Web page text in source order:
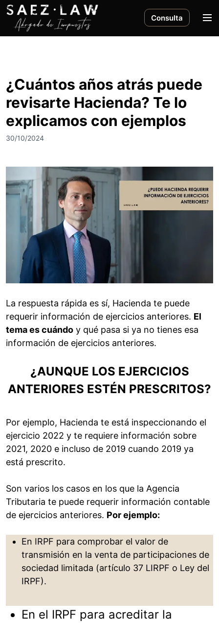
Consulta
M
¿Cuántos años atrás puede
revisarte Hacienda? Te lo
explicamos con ejemplos
30/10/2024
La respuesta rápida es sí, Hacienda te puede
requerir información de ejercicios anteriores. El
tema es cuándo y qué pasa si ya no tienes esa
información de ejercicios anteriores.
¿AUNQUE LOS EJERCICIOS
ANTERIORES ESTÉN PRESCRITOS?
Por ejemplo, Hacienda te está inspeccionando el
ejercicio 2022 y te requiere información sobre
2021, 2020 e incluso de 2019 cuando 2019 ya
está prescrito.
Son varios los casos en los que la Agencia
Tributaria te puede requerir información contable
de ejercicios anteriores. Por ejemplo:
En IRPF para comprobar el valor de
transmisión en la venta de participaciones de
sociedad limitada (artículo 37 LIRPF o Ley del
IRPF).
En el IRPF para acreditar la